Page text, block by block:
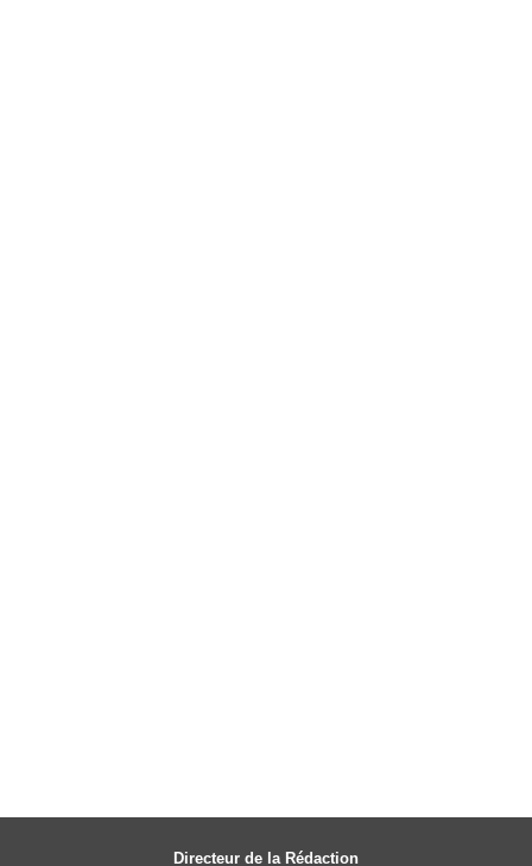
Directeur de la Rédaction